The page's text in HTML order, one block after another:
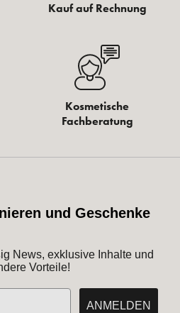
Kauf auf Rechnung
Kosmetische
Fachberatung
und Geschenke
News, exklusive Inhalte und
Vorteile!
ANMELDEN